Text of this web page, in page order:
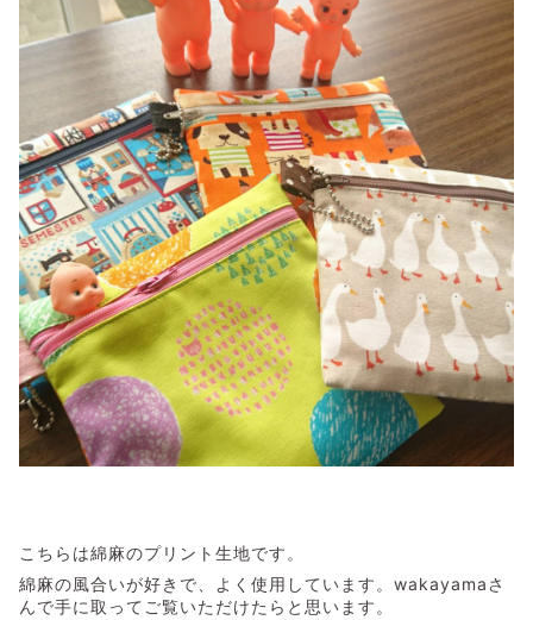
こちらは綿麻のプリント生地です。
綿麻の風合いが好きで、よく使用しています。wakayamaさ
んで手に取ってご覧いただけたらと思います。